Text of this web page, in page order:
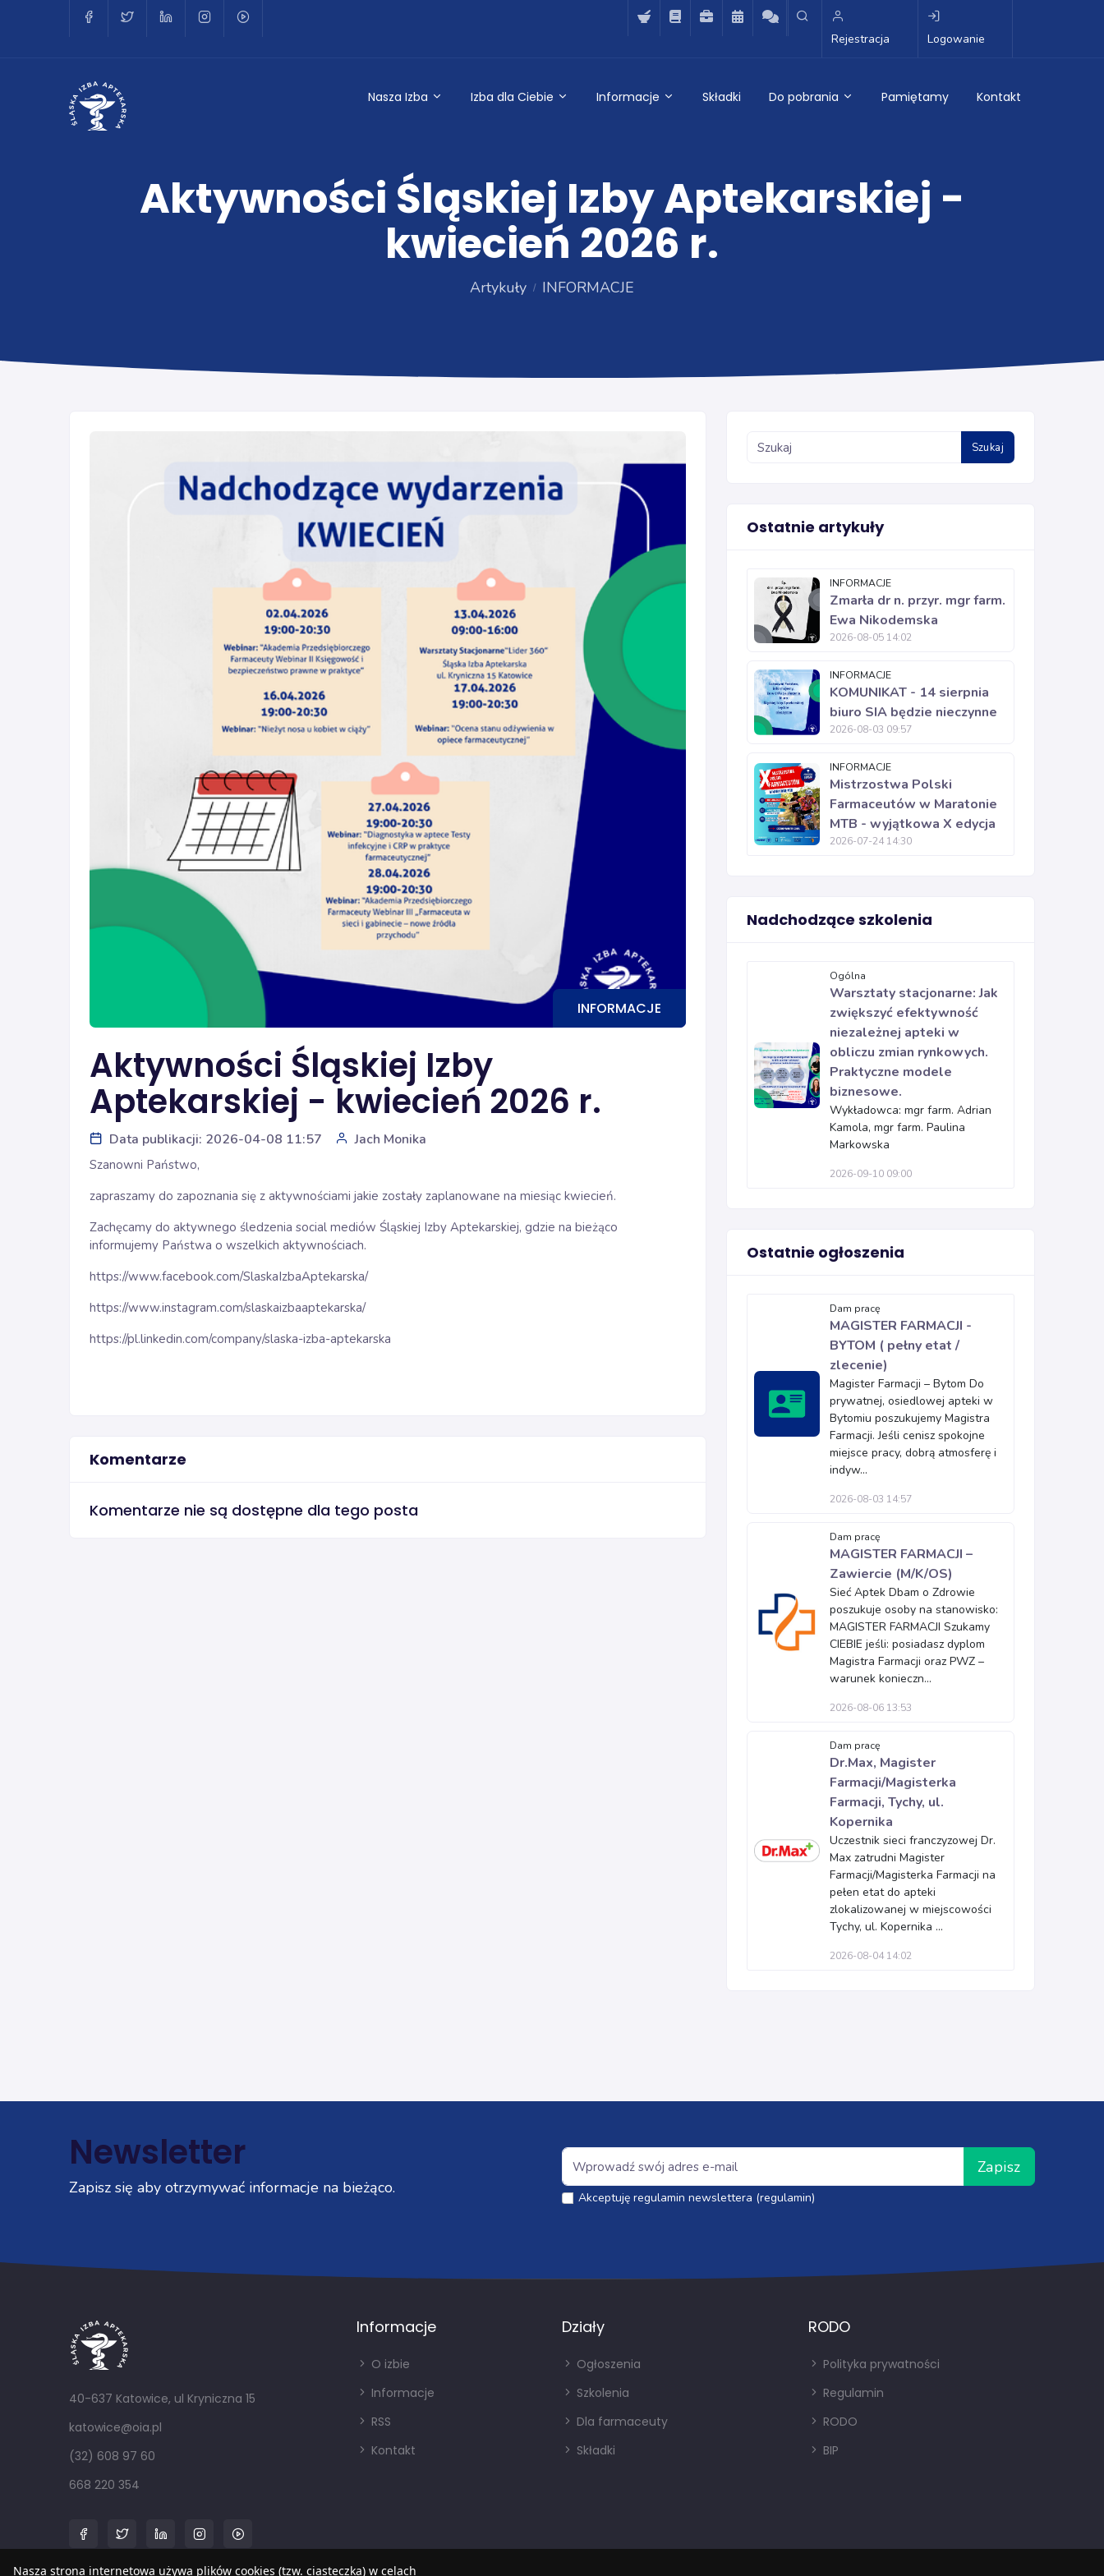
Rejestracja Logowanie
Nasza Izba Izba dla Ciebie Informacje Składki Do pobrania Pamiętamy Kontakt
Aktywności Śląskiej Izby Aptekarskiej -
kwiecień 2026 r.
Artykuły INFORMACJE
INFORMACJE
Aktywności Śląskiej Izby
Aptekarskiej - kwiecień 2026 r.
Data publikacji: 2026-04-08 11:57 Jach Monika
Szanowni Państwo,
zapraszamy do zapoznania się z aktywnościami jakie zostały zaplanowane na miesiąc kwiecień.
Zachęcamy do aktywnego śledzenia social mediów Śląskiej Izby Aptekarskiej, gdzie na bieżąco
informujemy Państwa o wszelkich aktywnościach.
https://www.facebook.com/SlaskaIzbaAptekarska/
https://www.instagram.com/slaskaizbaaptekarska/
https://pl.linkedin.com/company/slaska-izba-aptekarska
Komentarze
Komentarze nie są dostępne dla tego posta
Szukaj
Ostatnie artykuły
INFORMACJE
Zmarła dr n. przyr. mgr farm.
Ewa Nikodemska
2026-08-05 14:02
INFORMACJE
KOMUNIKAT - 14 sierpnia
biuro SIA będzie nieczynne
2026-08-03 09:57
INFORMACJE
Mistrzostwa Polski
Farmaceutów w Maratonie
MTB - wyjątkowa X edycja
2026-07-24 14:30
Nadchodzące szkolenia
Ogólna
Warsztaty stacjonarne: Jak
zwiększyć efektywność
niezależnej apteki w
obliczu zmian rynkowych.
Praktyczne modele
biznesowe.
Wykładowca: mgr farm. Adrian
Kamola, mgr farm. Paulina
Markowska
2026-09-10 09:00
Ostatnie ogłoszenia
Dam pracę
MAGISTER FARMACJI -
BYTOM ( pełny etat /
zlecenie)
Magister Farmacji – Bytom Do
prywatnej, osiedlowej apteki w
Bytomiu poszukujemy Magistra
Farmacji. Jeśli cenisz spokojne
miejsce pracy, dobrą atmosferę i
indyw...
2026-08-03 14:57
Dam pracę
MAGISTER FARMACJI –
Zawiercie (M/K/OS)
Sieć Aptek Dbam o Zdrowie
poszukuje osoby na stanowisko:
MAGISTER FARMACJI Szukamy
CIEBIE jeśli: posiadasz dyplom
Magistra Farmacji oraz PWZ –
warunek konieczn...
2026-08-06 13:53
Dam pracę
Dr.Max, Magister
Farmacji/Magisterka
Farmacji, Tychy, ul.
Kopernika
Uczestnik sieci franczyzowej Dr.
Max zatrudni Magister
Farmacji/Magisterka Farmacji na
pełen etat do apteki
zlokalizowanej w miejscowości
Tychy, ul. Kopernika ...
2026-08-04 14:02
Newsletter
Zapisz się aby otrzymywać informacje na bieżąco.
Zapisz
Akceptuję regulamin newslettera (regulamin)
40-637 Katowice, ul Kryniczna 15
katowice@oia.pl
(32) 608 97 60
668 220 354
Informacje
O izbie
Informacje
RSS
Kontakt
Działy
Ogłoszenia
Szkolenia
Dla farmaceuty
Składki
RODO
Polityka prywatności
Regulamin
RODO
BIP
Nasza strona internetowa używa plików cookies (tzw. ciasteczka) w celach